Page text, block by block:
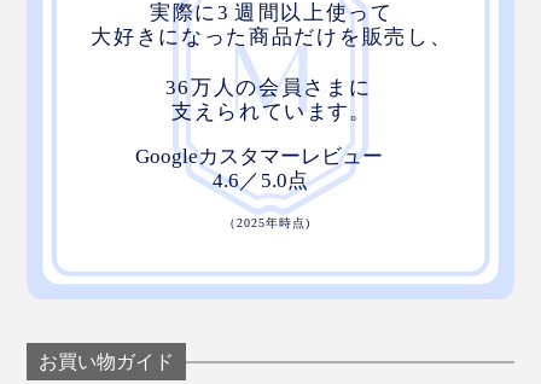
お買い物ガイド